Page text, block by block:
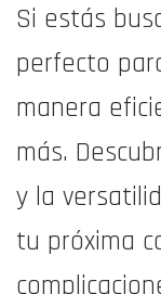
Si estás
perfecto
manera
más.
y la
tu próxima